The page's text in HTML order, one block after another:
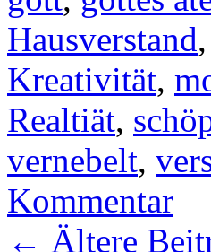
Hausverstand,
Kreativität,
Realtiät,
vernebelt,
Kommentar
← Ältere